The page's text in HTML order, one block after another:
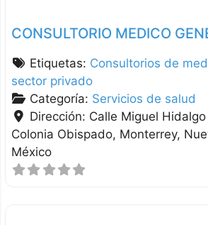
CONSULTORIO MEDICO
Etiquetas: Consultorios de
sector privado
Categoría: Servicios de salud
Dirección: Calle Miguel
Colonia Obispado Monterrey
México